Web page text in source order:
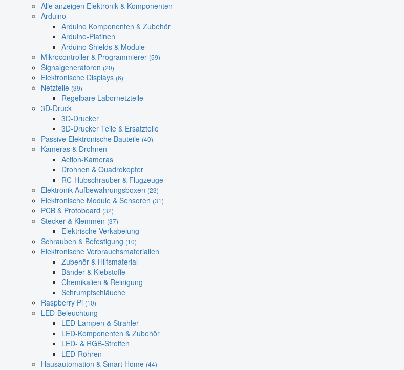
Alle anzeigen Elektronik & Komponenten
Arduino
Arduino Komponenten & Zubehör
Arduino-Platinen
Arduino Shields & Module
Mikrocontroller & Programmierer (59)
Signalgeneratoren (20)
Elektronische Displays (6)
Netzteile (39)
Regelbare Labornetzteile
3D-Druck
3D-Drucker
3D-Drucker Teile & Ersatzteile
Passive Elektronische Bauteile (40)
Kameras & Drohnen
Action-Kameras
Drohnen & Quadrokopter
RC-Hubschrauber & Flugzeuge
Elektronik-Aufbewahrungsboxen (23)
Elektronische Module & Sensoren (31)
PCB & Protoboard (32)
Stecker & Klemmen (37)
Elektrische Verkabelung
Schrauben & Befestigung (10)
Elektronische Verbrauchsmaterialien
Zubehör & Hilfsmaterial
Bänder & Klebstoffe
Chemikalien & Reinigung
Schrumpfschläuche
Raspberry Pi (10)
LED-Beleuchtung
LED-Lampen & Strahler
LED-Komponenten & Zubehör
LED- & RGB-Streifen
LED-Röhren
Hausautomation & Smart Home (44)